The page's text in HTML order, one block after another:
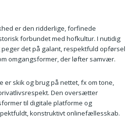
er den ridderlige, forfinede
forbundet med hofkultur. I nutidig
det på galant, respektfuld opførsel
omgangsformer, der løfter samvær.
er skik og brug på nettet, fx om tone,
Den oversætter
til digitale platforme og
konstruktivt onlinefællesskab.